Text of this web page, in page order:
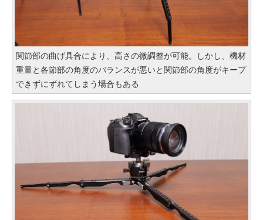
関節部の曲げ具合により、高さの微調整が可能。しかし、機材
重量と各節部の角度のバランスが悪いと関節部の角度がキープ
できずにずれてしまう場合もある